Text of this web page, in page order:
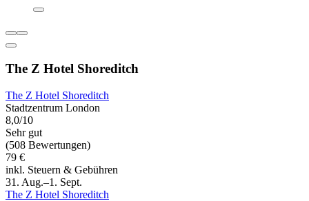
The Z Hotel Shoreditch
The Z Hotel Shoreditch
Stadtzentrum London
8,0/10
Sehr gut
(508 Bewertungen)
79 €
inkl. Steuern & Gebühren
31. Aug.–1. Sept.
The Z Hotel Shoreditch